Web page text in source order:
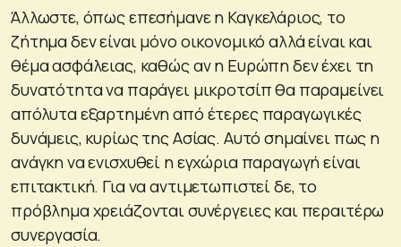
Άλλωστε, όπως επεσήμανε η Καγκελάριος, το
ζήτημα δεν είναι μόνο οικονομικό αλλά είναι και
θέμα ασφάλειας, καθώς αν η Ευρώπη δεν έχει τη
δυνατότητα να παράγει μικροτσίπ θα παραμείνει
απόλυτα εξαρτημένη από έτερες παραγωγικές
δυνάμεις, κυρίως της Ασίας. Αυτό σημαίνει πως η
ανάγκη να ενισχυθεί η εγχώρια παραγωγή είναι
επιτακτική. Για να αντιμετωπιστεί δε, το
πρόβλημα χρειάζονται συνέργειες και περαιτέρω
συνεργασία.